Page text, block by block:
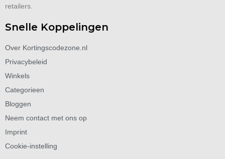
retailers.
Snelle Koppelingen
Over Kortingscodezone.nl
Privacybeleid
Winkels
Categorieen
Bloggen
Neem contact met ons op
Imprint
Cookie-instelling